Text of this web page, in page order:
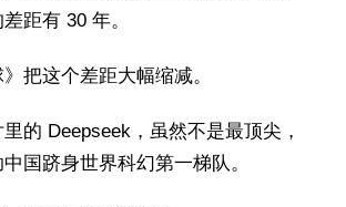
距有 30 年。
把这个差距大幅缩减。
的 Deepseek，虽然不是最顶尖，
国跻身世界科幻第一梯队。